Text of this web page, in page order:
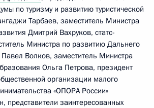
по туризму и развитию туристической
Тарбаев, заместитель Министра
Дмитрий Вахруков, статс-
Министра по развитию Дальнего
Павел Волков, заместитель Министра
Ольга Петрова, президент
организации малого
«ОПОРА России»
представители заинтересованных